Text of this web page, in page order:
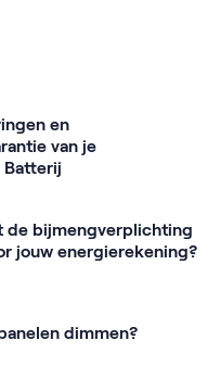
en
van je
Batterij
de bijmengverplichting
jouw energierekening?
dimmen?